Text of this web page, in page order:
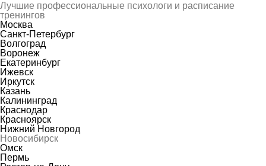
Лучшие профессиональные психологи и расписание
тренингов
Москва
Санкт-Петербург
Волгоград
Воронеж
Екатеринбург
Ижевск
Иркутск
Казань
Калининград
Краснодар
Красноярск
Нижний Новгород
Новосибирск
Омск
Пермь